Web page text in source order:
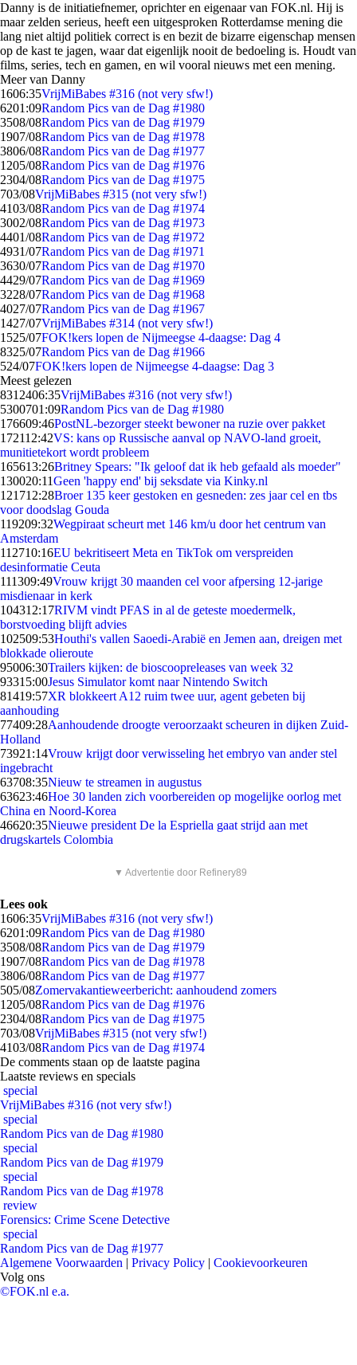
Danny is de initiatiefnemer, oprichter en eigenaar van FOK.nl. Hij is
maar zelden serieus, heeft een uitgesproken Rotterdamse mening die
lang niet altijd politiek correct is en bezit de bizarre eigenschap mensen
op de kast te jagen, waar dat eigenlijk nooit de bedoeling is. Houdt van
films, series, tech en gamen, en wil vooral nieuws met een mening.
Meer van Danny
1606:35VrijMiBabes #316 (not very sfw!)
6201:09Random Pics van de Dag #1980
3508/08Random Pics van de Dag #1979
1907/08Random Pics van de Dag #1978
3806/08Random Pics van de Dag #1977
1205/08Random Pics van de Dag #1976
2304/08Random Pics van de Dag #1975
703/08VrijMiBabes #315 (not very sfw!)
4103/08Random Pics van de Dag #1974
3002/08Random Pics van de Dag #1973
4401/08Random Pics van de Dag #1972
4931/07Random Pics van de Dag #1971
3630/07Random Pics van de Dag #1970
4429/07Random Pics van de Dag #1969
3228/07Random Pics van de Dag #1968
4027/07Random Pics van de Dag #1967
1427/07VrijMiBabes #314 (not very sfw!)
1525/07FOK!kers lopen de Nijmeegse 4-daagse: Dag 4
8325/07Random Pics van de Dag #1966
524/07FOK!kers lopen de Nijmeegse 4-daagse: Dag 3
Meest gelezen
8312406:35VrijMiBabes #316 (not very sfw!)
5300701:09Random Pics van de Dag #1980
176609:46PostNL-bezorger steekt bewoner na ruzie over pakket
172112:42VS: kans op Russische aanval op NAVO-land groeit,
munitietekort wordt probleem
165613:26Britney Spears: "Ik geloof dat ik heb gefaald als moeder"
130020:11Geen 'happy end' bij seksdate via Kinky.nl
121712:28Broer 135 keer gestoken en gesneden: zes jaar cel en tbs
voor doodslag Gouda
119209:32Wegpiraat scheurt met 146 km/u door het centrum van
Amsterdam
112710:16EU bekritiseert Meta en TikTok om verspreiden
desinformatie Ceuta
111309:49Vrouw krijgt 30 maanden cel voor afpersing 12-jarige
misdienaar in kerk
104312:17RIVM vindt PFAS in al de geteste moedermelk,
borstvoeding blijft advies
102509:53Houthi's vallen Saoedi-Arabië en Jemen aan, dreigen met
blokkade olieroute
95006:30Trailers kijken: de bioscoopreleases van week 32
93315:00Jesus Simulator komt naar Nintendo Switch
81419:57XR blokkeert A12 ruim twee uur, agent gebeten bij
aanhouding
77409:28Aanhoudende droogte veroorzaakt scheuren in dijken Zuid-
Holland
73921:14Vrouw krijgt door verwisseling het embryo van ander stel
ingebracht
63708:35Nieuw te streamen in augustus
63623:46Hoe 30 landen zich voorbereiden op mogelijke oorlog met
China en Noord-Korea
46620:35Nieuwe president De la Espriella gaat strijd aan met
drugskartels Colombia
▼ Advertentie door Refinery89
Lees ook
1606:35VrijMiBabes #316 (not very sfw!)
6201:09Random Pics van de Dag #1980
3508/08Random Pics van de Dag #1979
1907/08Random Pics van de Dag #1978
3806/08Random Pics van de Dag #1977
505/08Zomervakantieweerbericht: aanhoudend zomers
1205/08Random Pics van de Dag #1976
2304/08Random Pics van de Dag #1975
703/08VrijMiBabes #315 (not very sfw!)
4103/08Random Pics van de Dag #1974
De comments staan op de laatste pagina
Laatste reviews en specials
special
VrijMiBabes #316 (not very sfw!)
special
Random Pics van de Dag #1980
special
Random Pics van de Dag #1979
special
Random Pics van de Dag #1978
review
Forensics: Crime Scene Detective
special
Random Pics van de Dag #1977
Algemene Voorwaarden | Privacy Policy | Cookievoorkeuren
Volg ons
©FOK.nl e.a.